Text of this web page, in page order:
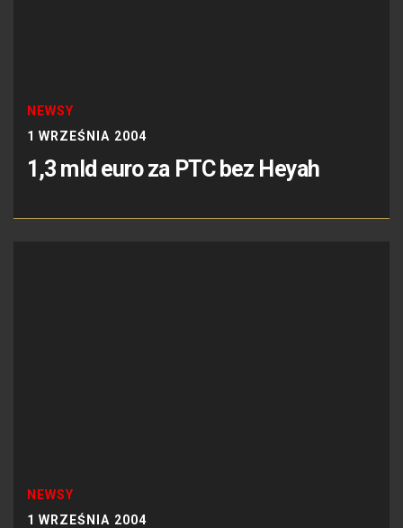
NEWSY
1 WRZEŚNIA 2004
1,3 mld euro za PTC bez Heyah
NEWSY
1 WRZEŚNIA 2004